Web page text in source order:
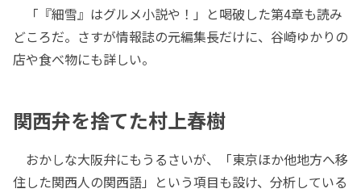
「『細雪』はグルメ小説や！」と喝破した第4章も読み
どころだ。さすが情報誌の元編集長だけに、谷崎ゆかりの
店や食べ物にも詳しい。
関西弁を捨てた村上春樹
おかしな大阪弁にもうるさいが、「東京ほか他地方へ移
住した関西人の関西語」という項目も設け、分析している